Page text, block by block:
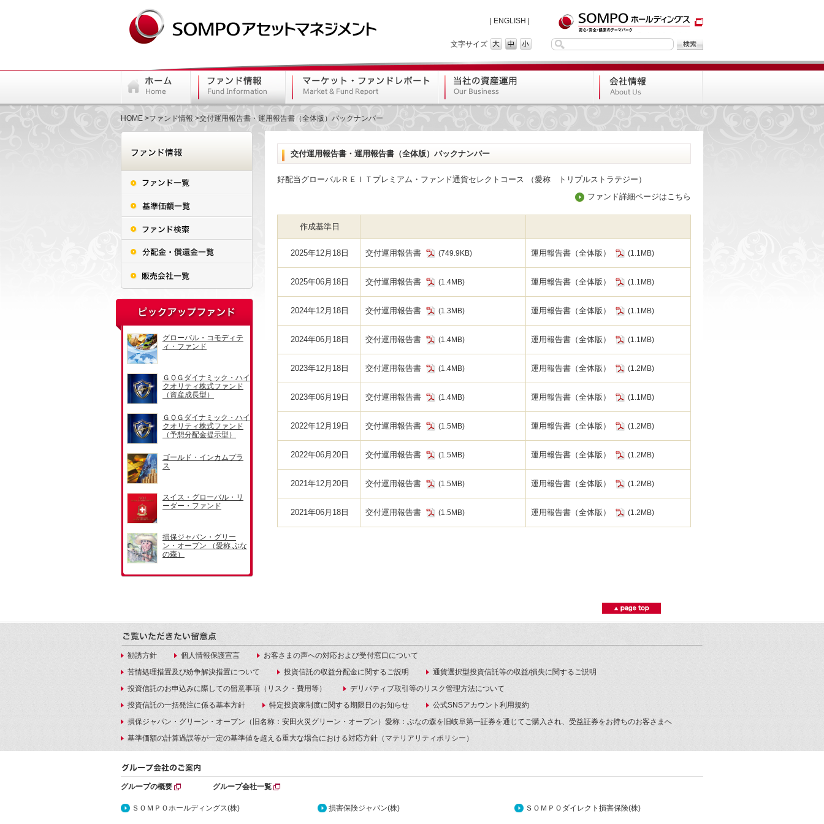
ENGLISH
文字サイズ
HOME ファンド情報 交付運用報告書・運用報告書（全体版）バックナンバー
交付運用報告書・運用報告書（全体版）バックナンバー
好配当グローバルＲＥＩＴプレミアム・ファンド通貨セレクトコース （愛称 トリプルストラテジー）
ファンド詳細ページはこちら
作成基準日
2025年12月18日 交付運用報告書 (749.9KB) 運用報告書（全体版） (1.1MB)
2025年06月18日 交付運用報告書 (1.4MB) 運用報告書（全体版） (1.1MB)
2024年12月18日 交付運用報告書 (1.3MB) 運用報告書（全体版） (1.1MB)
2024年06月18日 交付運用報告書 (1.4MB) 運用報告書（全体版） (1.1MB)
2023年12月18日 交付運用報告書 (1.4MB) 運用報告書（全体版） (1.2MB)
2023年06月19日 交付運用報告書 (1.4MB) 運用報告書（全体版） (1.1MB)
2022年12月19日 交付運用報告書 (1.5MB) 運用報告書（全体版） (1.2MB)
2022年06月20日 交付運用報告書 (1.5MB) 運用報告書（全体版） (1.2MB)
2021年12月20日 交付運用報告書 (1.5MB) 運用報告書（全体版） (1.2MB)
2021年06月18日 交付運用報告書 (1.5MB) 運用報告書（全体版） (1.2MB)
勧誘方針 個人情報保護宣言
お客さまの声への対応および受付窓口について
苦情処理措置及び紛争解決措置について
投資信託の収益分配金に関するご説明
通貨選択型投資信託等の収益/損失に関するご説明
投資信託のお申込みに際しての留意事項（リスク・費用等）
デリバティブ取引等のリスク管理方法について
投資信託の一括発注に係る基本方針
特定投資家制度に関する期限日のお知らせ
公式SNSアカウント利用規約
損保ジャパン・グリーン・オープン（旧名称：安田火災グリーン・オープン）愛称：ぶなの森を旧岐阜第一証券を通じてご購入され、受益証券をお持ちのお客さまへ
基準価額の計算過誤等が一定の基準値を超える重大な場合における対応方針（マテリアリティポリシー）
グループの概要 グループ会社一覧
ＳＯＭＰＯホールディングス(株) 損害保険ジャパン(株) ＳＯＭＰＯダイレクト損害保険(株)